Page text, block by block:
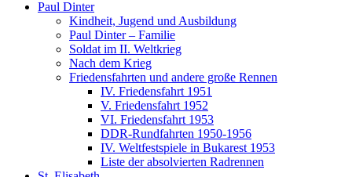
Paul Dinter
Kindheit, Jugend und Ausbildung
Paul Dinter – Familie
Soldat im II. Weltkrieg
Nach dem Krieg
Friedensfahrten und andere große Rennen
IV. Friedensfahrt 1951
V. Friedensfahrt 1952
VI. Friedensfahrt 1953
DDR-Rundfahrten 1950-1956
IV. Weltfestspiele in Bukarest 1953
Liste der absolvierten Radrennen